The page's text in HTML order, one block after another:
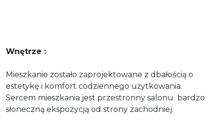
Wnętrze :
Mieszkanie zostało zaprojektowane z dbałością o
estetykę i komfort codziennego użytkowania.
Sercem mieszkania jest przestronny salonu bardzo
słoneczną ekspozycją od strony zachodniej.